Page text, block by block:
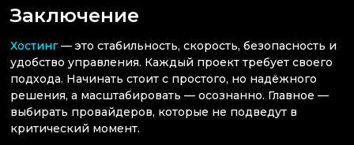
Заключение
Хостинг— это стабильность, скорость, безопасность и
удобство управления. Каждый проект требует своего
подхода. Начинать стоит с простого, но надёжного
решения, а масштабировать — осознанно. Главное —
выбирать провайдеров, которые не подведут в
критический момент.